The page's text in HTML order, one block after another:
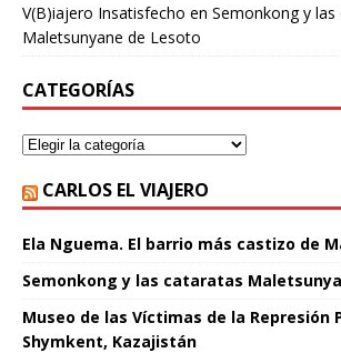
V(B)iajero Insatisfecho en Semonkong y las
Maletsunyane de Lesoto
CATEGORÍAS
CARLOS EL VIAJERO
Ela Nguema. El barrio más castizo de
Semonkong y las cataratas
Museo de las Víctimas de la Represión
Shymkent, Kazajistán